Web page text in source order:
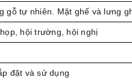
gỗ tự nhiên. Mặt ghế và lưng
hội trường, hội nghị
đặt và sử dụng